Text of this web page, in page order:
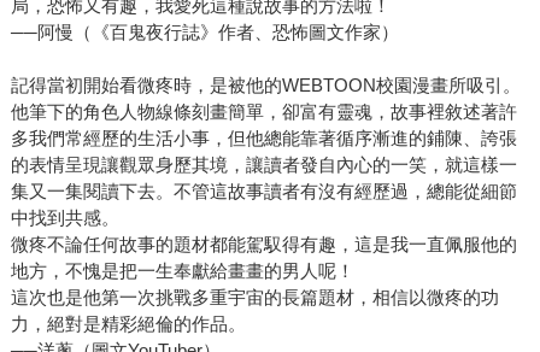
局，恐怖又有趣，我愛死這種說故事的方法啦！
──阿慢（《百鬼夜行誌》作者、恐怖圖文作家）
記得當初開始看微疼時，是被他的WEBTOON校園漫畫所吸引。
他筆下的角色人物線條刻畫簡單，卻富有靈魂，故事裡敘述著許
多我們常經歷的生活小事，但他總能靠著循序漸進的鋪陳、誇張
的表情呈現讓觀眾身歷其境，讓讀者發自內心的一笑，就這樣一
集又一集閱讀下去。不管這故事讀者有沒有經歷過，總能從細節
中找到共感。
微疼不論任何故事的題材都能駕馭得有趣，這是我一直佩服他的
地方，不愧是把一生奉獻給畫畫的男人呢！
這次也是他第一次挑戰多重宇宙的長篇題材，相信以微疼的功
力，絕對是精彩絕倫的作品。